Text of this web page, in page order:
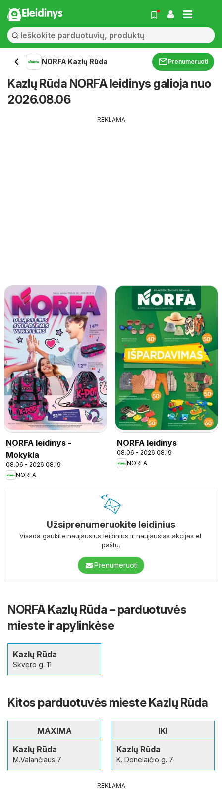
Eleidinys
NORFA Kazlų Rūda Prenumeruoti
Kazlų Rūda NORFA leidinys galioja nuo
2026.08.06
REKLAMA
NORFA leidinys -
Mokykla
08.06 - 2026.08.19
NORFA
NORFA leidinys
08.06 - 2026.08.19
NORFA
Užsiprenumeruokite leidinius
Visada gaukite naujausius leidinius ir naujausias akcijas el.
paštu.
Prenumeruoti
NORFA Kazlų Rūda – parduotuvės
mieste ir apylinkėse
Kazlų Rūda
Skvero g. 11
Kitos parduotuvės mieste Kazlų Rūda
MAXIMA
Kazlų Rūda
M.Valančiaus 7
IKI
Kazlų Rūda
K. Donelaičio g. 7
REKLAMA